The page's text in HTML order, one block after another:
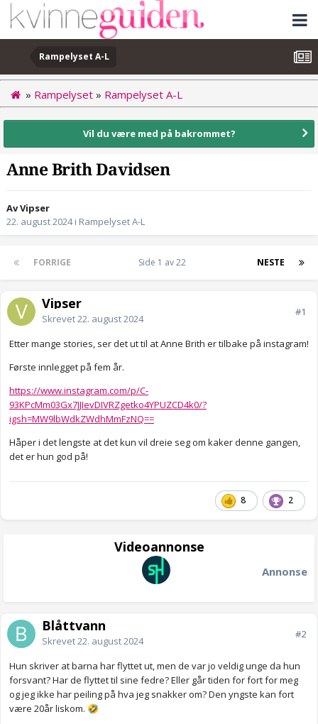
Rampelyset A-L
» Rampelyset » Rampelyset A-L
Vil du være med på bakrommet?
Anne Brith Davidsen
Av Vipser
22. august 2024i Rampelyset A-L
FORRIGE NESTE
Side 1 av 22
Vipser
Skrevet22. august 2024
#1
Etter mange stories, ser det ut til at Anne Brith er tilbake på instagram!
Første innlegget på fem år.
https://www.instagram.com/p/C-
93KPcMm03Gx7JJIevDIVRZgetko4YPUZCD4k0/?
igsh=MW9lbWdkZWdhMmFzNQ==
Håper i det lengste at det kun vil dreie seg om kaker denne gangen,
det er hun god på!
8 2
Videoannonse
Annonse
Blåttvann
Skrevet22. august 2024
#2
Hun skriver at barna har flyttet ut, men de var jo veldig unge da hun
forsvant? Har de flyttet til sine fedre? Eller går tiden for fort for meg
og jeg ikke har peiling på hva jeg snakker om? Den yngste kan fort
være 20år liskom. 🤣